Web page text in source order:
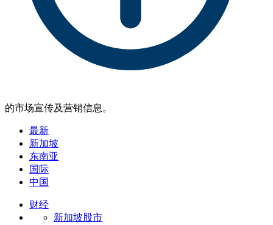
的市场宣传及营销信息。
最新
新加坡
东南亚
国际
中国
财经
新加坡股市